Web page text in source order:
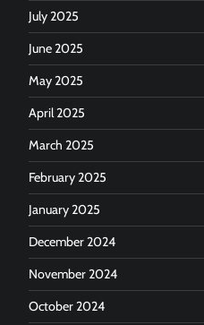
July 2025
June 2025
May 2025
April 2025
March 2025
February 2025
January 2025
December 2024
November 2024
October 2024